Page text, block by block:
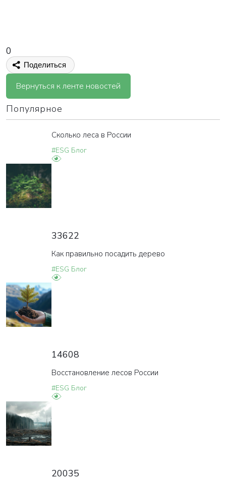
0
Поделиться
Вернуться к ленте новостей
Популярное
Сколько леса в России
#ESG Блог
33622
Как правильно посадить дерево
#ESG Блог
14608
Восстановление лесов России
#ESG Блог
20035